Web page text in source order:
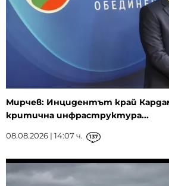
Мирчев: Инцидентът край
критична инфраструктура...
08.08.2026 | 14:07 ч. 137